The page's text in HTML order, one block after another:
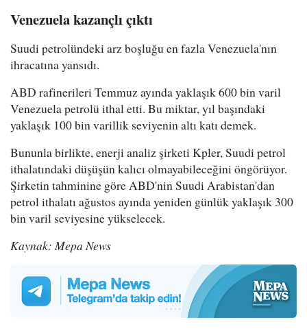
Venezuela kazançlı çıktı
Suudi petrolündeki arz boşluğu en fazla Venezuela'nın
ihracatına yansıdı.
ABD rafinerileri Temmuz ayında yaklaşık 600 bin varil
Venezuela petrolü ithal etti. Bu miktar, yıl başındaki
yaklaşık 100 bin varillik seviyenin altı katı demek.
Bununla birlikte, enerji analiz şirketi Kpler, Suudi petrol
ithalatındaki düşüşün kalıcı olmayabileceğini öngörüyor.
Şirketin tahminine göre ABD'nin Suudi Arabistan'dan
petrol ithalatı ağustos ayında yeniden günlük yaklaşık 300
bin varil seviyesine yükselecek.
Kaynak: Mepa News